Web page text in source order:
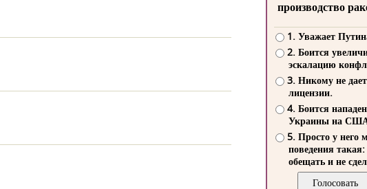
производство
1. Уважает
2. Боится
эскалацию
3. Никому не
лицензии.
4. Боится
Украины на
5. Просто у него
поведения такая:
обещать и не